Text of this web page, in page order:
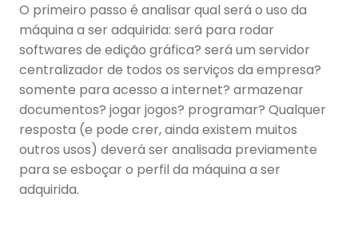
O primeiro passo é analisar qual será o uso da
máquina a ser adquirida: será para rodar
softwares de edição gráfica? será um servidor
centralizador de todos os serviços da empresa?
somente para acesso a internet? armazenar
documentos? jogar jogos? programar? Qualquer
resposta (e pode crer, ainda existem muitos
outros usos) deverá ser analisada previamente
para se esboçar o perfil da máquina a ser
adquirida.